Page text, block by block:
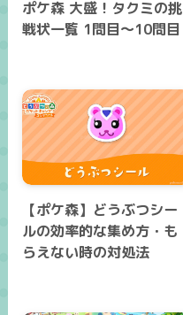
ポケ森 大盛！タクミの挑
戦状一覧 1問目～10問目
【ポケ森】どうぶつシー
ルの効率的な集め方・も
らえない時の対処法